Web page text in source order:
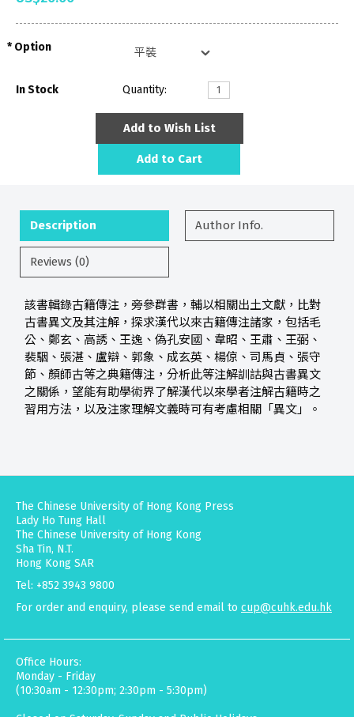
Option
In Stock Quantity:
Add to Wish List
Add to Cart
Description Author Info.
Reviews (0)
該書輯錄古籍傳注，旁參群書，輔以相關出土文獻，比對
古書異文及其注解，探求漢代以來古籍傳注諸家，包括毛
公、鄭玄、高誘、王逸、偽孔安國、韋昭、王肅、王弼、
裴駰、張湛、盧辯、郭象、成玄英、楊倞、司馬貞、張守
節、顏師古等之典籍傳注，分析此等注解訓詁與古書異文
之關係，望能有助學術界了解漢代以來學者注解古籍時之
習用方法，以及注家理解文義時可有考慮相關「異文」。
The Chinese University of Hong Kong Press
Lady Ho Tung Hall
The Chinese University of Hong Kong
Sha Tin, N.T.
Hong Kong SAR
Tel: +852 3943 9800
For order and enquiry, please send email to cup@cuhk.edu.hk
Office Hours:
Monday - Friday
(10:30am - 12:30pm; 2:30pm - 5:30pm)